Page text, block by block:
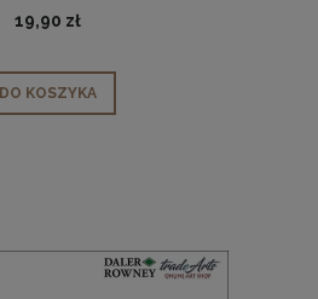
19,90 zł
DO KOSZYKA